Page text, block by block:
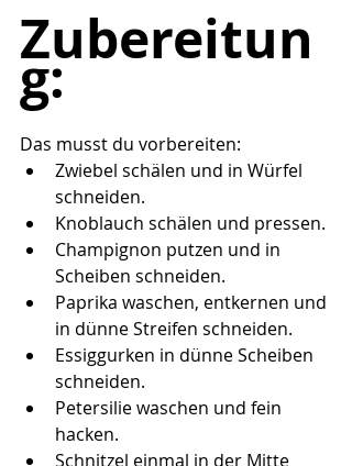
Zubereitun
g:
Das musst du vorbereiten:
Zwiebel schälen und in Würfel
schneiden.
Knoblauch schälen und pressen.
Champignon putzen und in
Scheiben schneiden.
Paprika waschen, entkernen und
in dünne Streifen schneiden.
Essiggurken in dünne Scheiben
schneiden.
Petersilie waschen und fein
hacken.
Schnitzel einmal in der Mitte